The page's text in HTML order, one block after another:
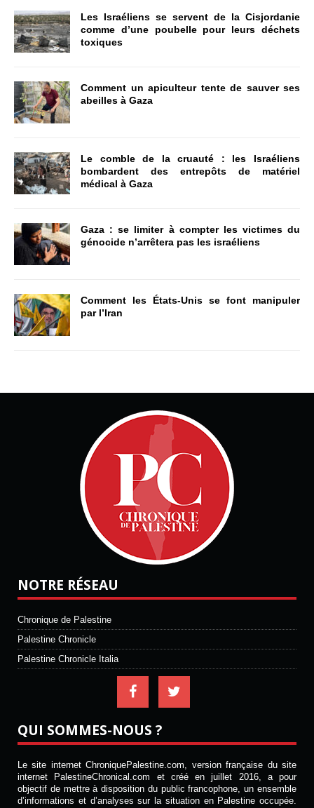
Les Israéliens se servent de la Cisjordanie
comme d’une poubelle pour leurs déchets
toxiques
Comment un apiculteur tente de sauver ses
abeilles à Gaza
Le comble de la cruauté : les Israéliens
bombardent des entrepôts de matériel
médical à Gaza
Gaza : se limiter à compter les victimes du
génocide n’arrêtera pas les israéliens
Comment les États-Unis se font manipuler
par l’Iran
NOTRE RÉSEAU
Chronique de Palestine
Palestine Chronicle
Palestine Chronicle Italia
QUI SOMMES-NOUS ?
Le site internet ChroniquePalestine.com, version française du site
internet PalestineChronical.com et créé en juillet 2016, a pour
objectif de mettre à disposition du public francophone, un ensemble
d’informations et d’analyses sur la situation en Palestine occupée.